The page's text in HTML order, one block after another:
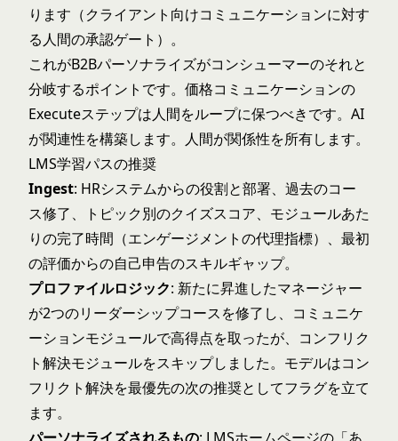
ります（クライアント向けコミュニケーションに対す
る人間の承認ゲート）。
これがB2Bパーソナライズがコンシューマーのそれと
分岐するポイントです。価格コミュニケーションの
Executeステップは人間をループに保つべきです。AI
が関連性を構築します。人間が関係性を所有します。
LMS学習パスの推奨
Ingest: HRシステムからの役割と部署、過去のコー
ス修了、トピック別のクイズスコア、モジュールあた
りの完了時間（エンゲージメントの代理指標）、最初
の評価からの自己申告のスキルギャップ。
プロファイルロジック: 新たに昇進したマネージャー
が2つのリーダーシップコースを修了し、コミュニケ
ーションモジュールで高得点を取ったが、コンフリク
ト解決モジュールをスキップしました。モデルはコン
フリクト解決を最優先の次の推奨としてフラグを立て
ます。